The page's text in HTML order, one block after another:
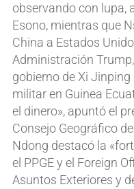
observando con lupa,
Esono, mientras que
China a Estados
Administración
gobierno de Xi
militar en Guinea
el dinero», apuntó el
Consejo Geográfico
Ndong destacó la
el PPGE y el Foreign
Asuntos Exteriores y